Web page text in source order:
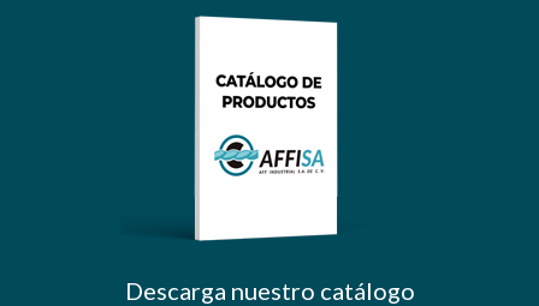
Descarga nuestro catálogo